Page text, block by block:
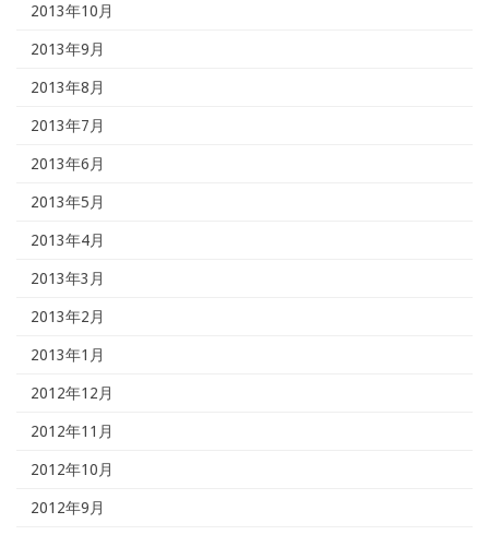
2013年10月
2013年9月
2013年8月
2013年7月
2013年6月
2013年5月
2013年4月
2013年3月
2013年2月
2013年1月
2012年12月
2012年11月
2012年10月
2012年9月